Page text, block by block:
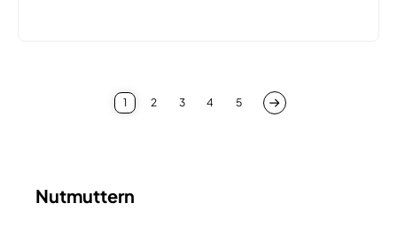
Sie lesen gerade die Seite
1 Seite
2 Seite
3 Seite
4 Seite
5
Nutmuttern